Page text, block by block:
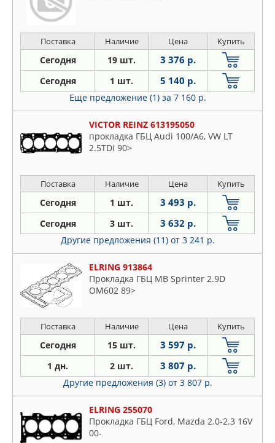
Поставка Наличие Цена Купить
Сегодня 19 шт. 3 376 р.
Сегодня 1 шт. 5 140 р.
Еще предложение (1) за 7 160 р.
VICTOR REINZ 613195050
прокладка ГБЦ Audi 100/A6, VW LT
2.5TDi 90>
Поставка Наличие Цена Купить
Сегодня 1 шт. 3 493 р.
Сегодня 3 шт. 3 632 р.
Другие предложения (11) от 3 241 р.
ELRING 913864
Прокладка ГБЦ MB Sprinter 2.9D
OM602 89>
Поставка Наличие Цена Купить
Сегодня 15 шт. 3 597 р.
1 дн. 2 шт. 3 807 р.
Другие предложения (3) от 3 807 р.
ELRING 255070
Прокладка ГБЦ Ford, Mazda 2.0-2.3 16V
00-